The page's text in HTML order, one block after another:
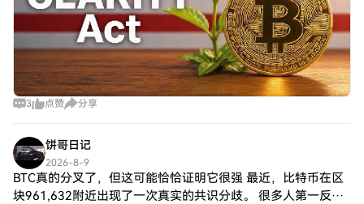
3 点赞 分享
饼哥日记
2026-8-9
BTC真的分叉了，但这可能恰恰证明它很强 最近，比特币在区
块961,632附近出现了一次真实的共识分歧。 很多人第一反应